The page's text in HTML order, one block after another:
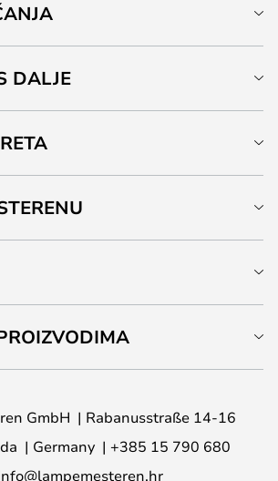
DALJE
GmbH
Rabanusstraße 14-16
Germany
+385 15 790 680